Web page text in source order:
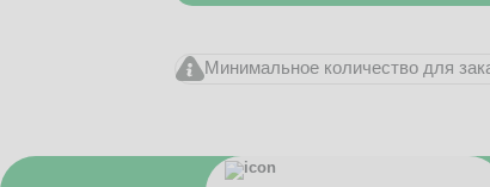
Минимальное количество для